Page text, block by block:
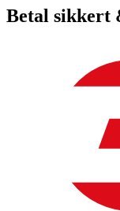
Betal sikkert